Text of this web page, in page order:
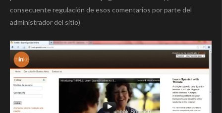
consecuente regulación de esos comentarios por parte del
administrador del sitio)